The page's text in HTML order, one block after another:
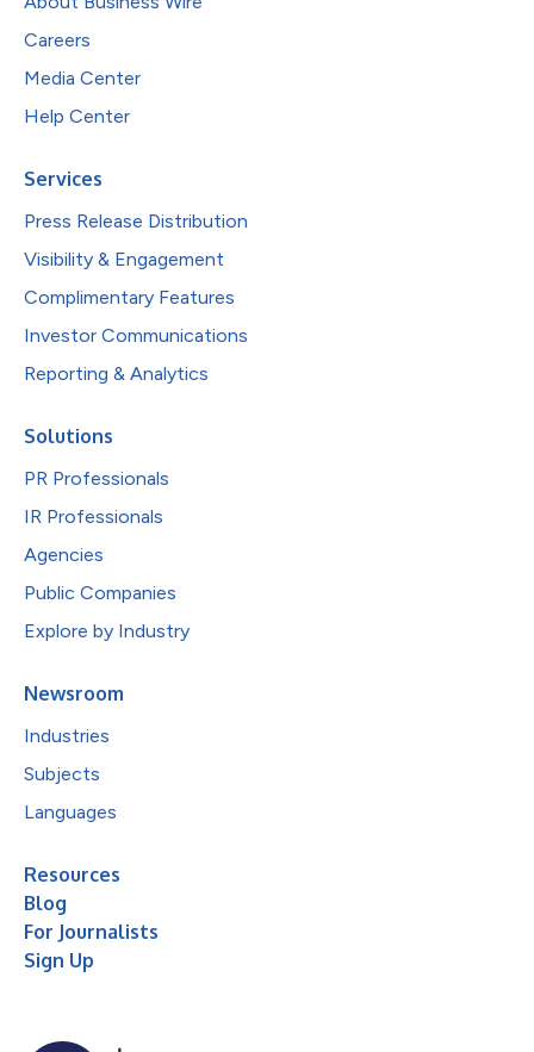
Careers
Media Center
Help Center
Services
Press Release Distribution
Visibility & Engagement
Complimentary Features
Investor Communications
Reporting & Analytics
Solutions
PR Professionals
IR Professionals
Agencies
Public Companies
Explore by Industry
Newsroom
Industries
Subjects
Languages
Resources
Blog
For Journalists
Sign Up